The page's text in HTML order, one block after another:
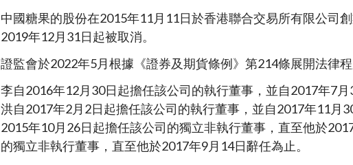
中國糖果的股份在2015年11月11日於香港聯合交易所有限公司
2019年12月31日起被取消。
證監會於2022年5月根據《證券及期貨條例》第214條展開法律
李自2016年12月30日起擔任該公司的執行董事，並自2017年7
洪自2017年2月2日起擔任該公司的執行董事，並自2017年11月
2015年10月26日起擔任該公司的獨立非執行董事，直至他於
的獨立非執行董事，直至他於2017年9月14日辭任為止。